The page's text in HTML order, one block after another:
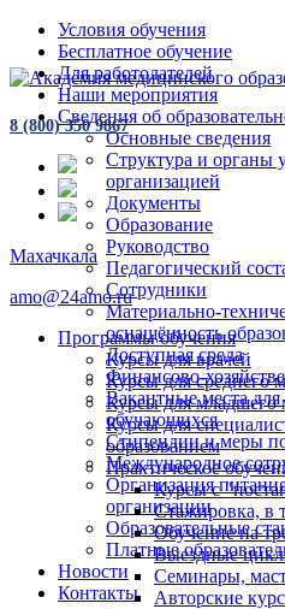
Условия обучения
Бесплатное обучение
Для работодателей
Наши мероприятия
Сведения об
Основные сведения
Структура и органы
организацией
Документы
Образование
Руководство
Педагогический
Сотрудники
Материально-
оснащённость
Доступная среда
Финансово-
Вакантные места
обучающихся
Стипендии и меры
Международное
Организация
организации
Образовательные
Платные
Новости
Контакты
8 (800) 350 9867
Махачкала
amo@24amo.ru
Программы обучения
Курсы для врачей
Курсы для среднего
Курсы для младшего
Курсы для
образованием
Практическое
Курсы с
Стажировка, в
Обучение на
Выездные
Семинары,
Авторские